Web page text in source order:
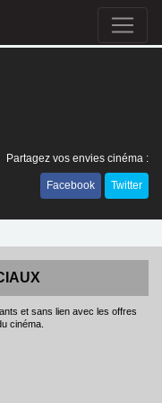
Partagez vos envies cinéma :
Facebook Twitter
et sans lien avec les offres
cinéma.